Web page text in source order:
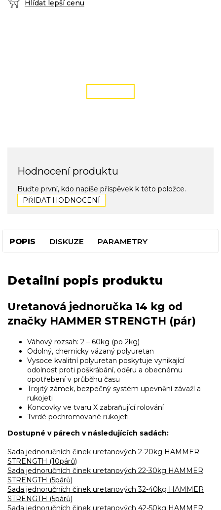
Hlídat lepší cenu
Hodnocení produktu
Buďte první, kdo napíše příspěvek k této položce.
PŘIDAT HODNOCENÍ
POPIS DISKUZE PARAMETRY
Detailní popis produktu
Uretanová jednoručka 14 kg od
značky HAMMER STRENGTH (pár)
Váhový rozsah: 2 – 60kg (po 2kg)
Odolný, chemicky vázaný polyuretan
Vysoce kvalitní polyuretan poskytuje vynikající
odolnost proti poškrábání, oděru a obecnému
opotřebení v průběhu času
Trojitý zámek, bezpečný systém upevnění závaží a
rukojeti
Koncovky ve tvaru X zabraňující rolování
Tvrdé pochromované rukojeti
Dostupné v párech v následujících sadách:
Sada jednoručních činek uretanových 2-20kg HAMMER
STRENGTH (10párů)
Sada jednoručních činek uretanových 22-30kg HAMMER
STRENGTH (5párů)
Sada jednoručních činek uretanových 32-40kg HAMMER
STRENGTH (5párů)
Sada jednoručních činek uretanových 42-50kg HAMMER